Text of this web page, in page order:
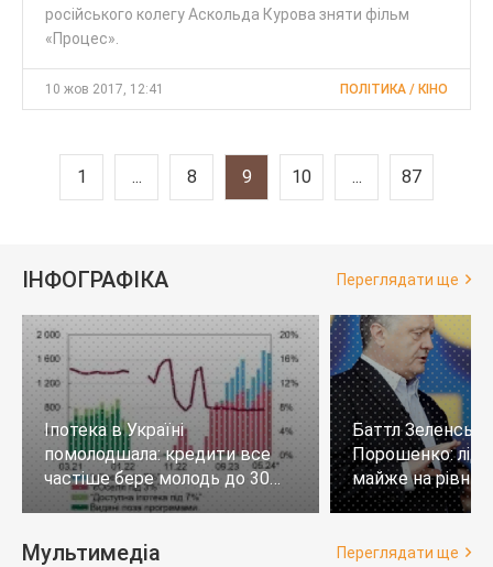
російського колегу Аскольда Курова зняти фільм
«Процес».
10 жов 2017, 12:41 ПОЛІТИКА / КІНО
1 ... 8 9 10 ... 87
ІНФОГРАФІКА Переглядати ще
Іпотека в Україні
помолодшала: кредити все
частіше бере молодь до 30
років
Баттл
Порошенко:
майже на
тих, хто не
Мультимедіа Переглядати ще